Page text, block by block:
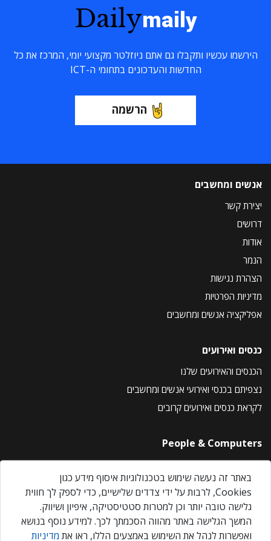
Dailymaily
הירשמו עכשיו ותקבלו גם אתם ניוזלטר מקצועי יומי, המרכז את כל
החדשות והעדכונים בתחומי ה-ICT
הרשמה
אנשים ומחשבים
יצירת קשר
דרושים
אודות
הנמר
הצהרת נגישות
מדיניות הפרטיות
אפליקציה אנשים ומחשבים
כנסים ואירועים
הכנסים והאירועים שלנו
נצפיתם בכנסי ואירועי אנשים ומחשבים
לקראת כנסים ואירועים קרובים
People & Computers
About Us
Privacy Policy
Contact Us
Our Events
באתר זה נעשה שימוש בטכנולוגיות איסוף מידע כגון
Cookies, לרבות על ידי צדדים שלישיים, כדי לספק לך חווית
גלישה טובה יותר וכן למטרות סטטיסטיקה, איפיון ושיווק.
המשך הגלישה באתר מהווה הסכמתך לכך. למידע נוסף בנושא
ואפשרות לנהל את השימוש באמצעים הללו, ראו את מדיניות